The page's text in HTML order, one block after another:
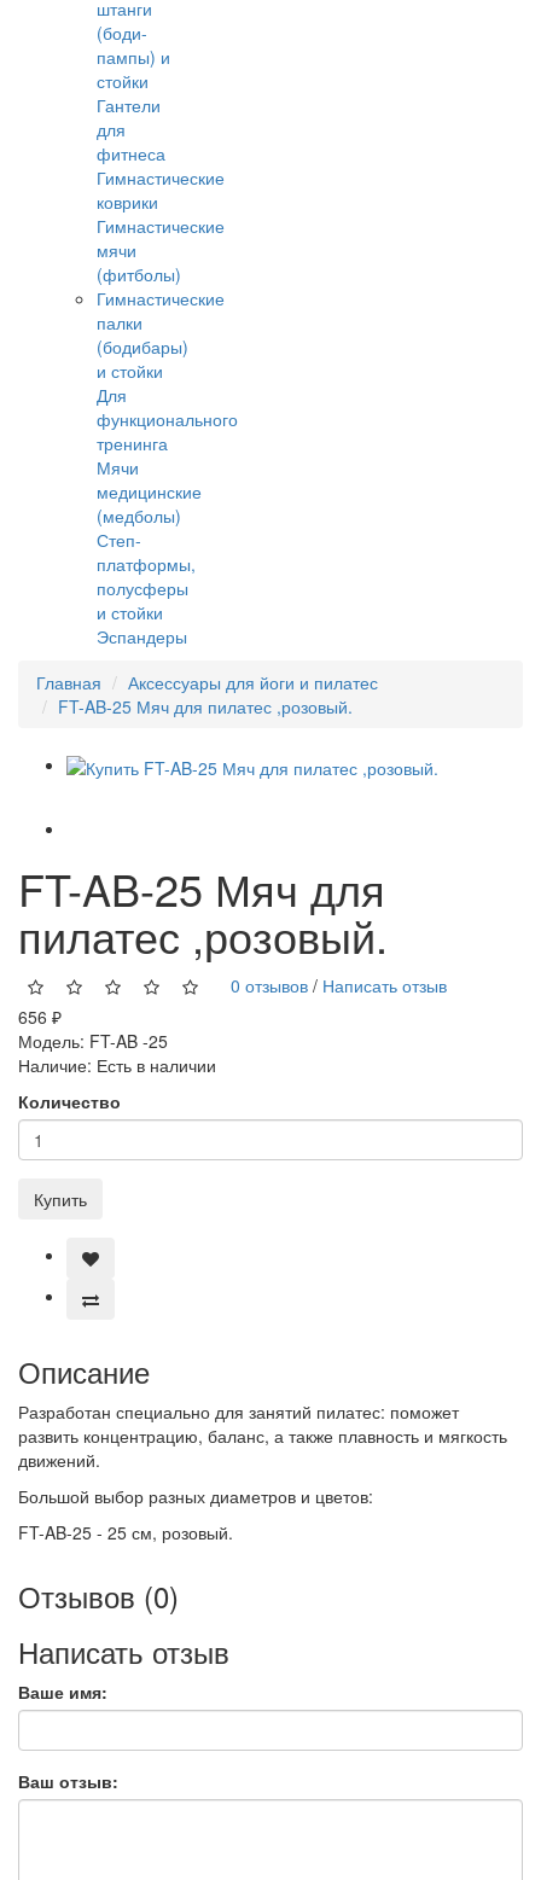
штанги
(боди-
пампы) и
стойки
Гантели
для
фитнеса
Гимнастические
коврики
Гимнастические
мячи
(фитболы)
Гимнастические
палки
(бодибары)
и стойки
Для
функционального
тренинга
Мячи
медицинские
(медболы)
Степ-
платформы,
полусферы
и стойки
Эспандеры
Главная
Аксессуары для йоги и пилатес
FT-AB-25 Мяч для пилатес ,розовый.
FT-AB-25 Мяч для
пилатес ,розовый.
0 отзывов / Написать отзыв
656 ₽
Модель: FT-AB -25
Наличие: Есть в наличии
Количество
Купить
Описание
Разработан специально для занятий пилатес: поможет
развить концентрацию, баланс, а также плавность и мягкость
движений.
Большой выбор разных диаметров и цветов:
FT-AB-25 - 25 см, розовый.
Отзывов (0)
Написать отзыв
Ваше имя:
Ваш отзыв: